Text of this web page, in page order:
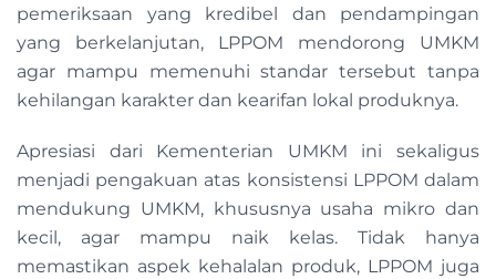
pemeriksaan yang kredibel dan pendampingan
yang berkelanjutan, LPPOM mendorong UMKM
agar mampu memenuhi standar tersebut tanpa
kehilangan karakter dan kearifan lokal produknya.
Apresiasi dari Kementerian UMKM ini sekaligus
menjadi pengakuan atas konsistensi LPPOM dalam
mendukung UMKM, khususnya usaha mikro dan
kecil, agar mampu naik kelas. Tidak hanya
memastikan aspek kehalalan produk, LPPOM juga